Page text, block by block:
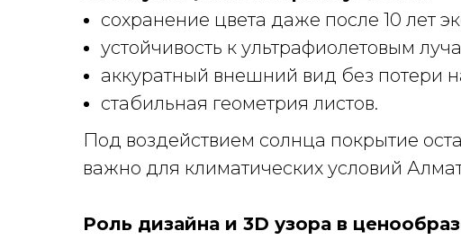
сохранение цвета даже после 10 лет
устойчивость к ультрафиолетовым
аккуратный внешний вид без потери
стабильная геометрия листов.
Под воздействием солнца покрытие
важно для климатических условий
Роль дизайна и 3D узора в